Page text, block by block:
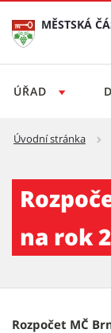
MĚSTSKÁ
ÚŘAD
Úvodní stránka
na rok
Rozpočet MČ